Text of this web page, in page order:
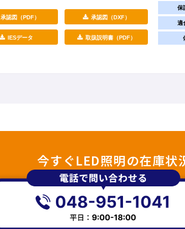
承認図（PDF） 承認図（DXF）
IESデータ 取扱説明書（PDF）
保
適
今すぐLED照明の在庫状